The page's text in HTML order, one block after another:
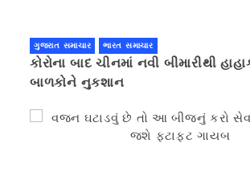
ગુજરાત સમાચાર ભારત સમાચાર
કોરોના બાદ ચીનમાં નવી બીમારીથી
બાળકોને નુકશાન